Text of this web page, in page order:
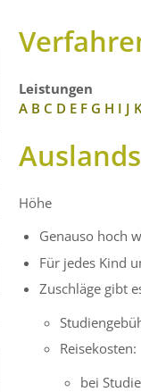
Leistungen
A B C D E F G H I J
Höhe
Genauso hoch
Für jedes Kind
Zuschläge gibt
Reisekosten:
bei